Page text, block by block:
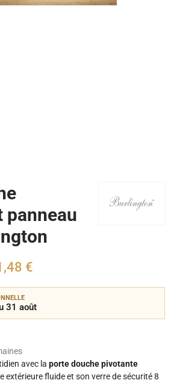
panneau
€
31 août
avec la porte douche pivotante
extérieure fluide et son verre de sécurité 8